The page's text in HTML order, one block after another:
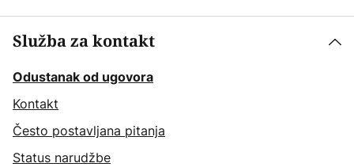
Služba za kontakt
Odustanak od ugovora
Kontakt
Često postavljana pitanja
Status narudžbe